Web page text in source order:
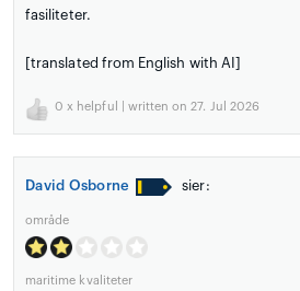
fasiliteter.
[translated from English with AI]
0 x helpful | written on 27. Jul 2026
David Osborne sier:
område
maritime kvaliteter